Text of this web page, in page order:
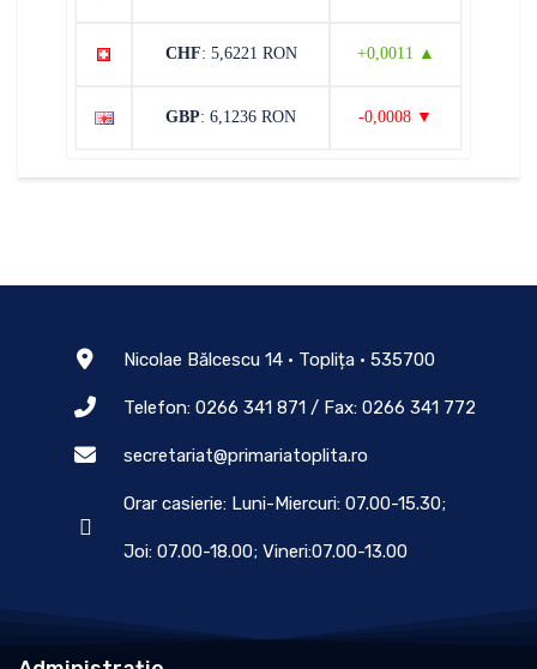
CHF: 5,6221 RON +0,0011 ▲
GBP: 6,1236 RON -0,0008 ▼
Nicolae Bălcescu 14 • Toplița • 535700
Telefon: 0266 341 871 / Fax: 0266 341 772
secretariat@primariatoplita.ro
Orar casierie: Luni-Miercuri: 07.00-15.30;
Joi: 07.00-18.00; Vineri:07.00-13.00